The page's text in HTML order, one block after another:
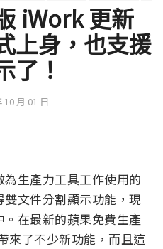
iWork 更新
上身，也支援
了！
10 月 01 日
生產力工具工作使用的
文件分割顯示功能，現
在最新的蘋果免費生產
來了不少新功能，而且這